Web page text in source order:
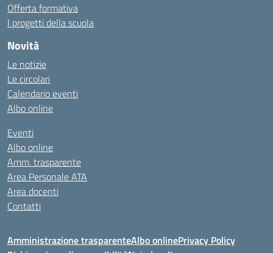
Offerta formativa
I progetti della scuola
Novità
Le notizie
Le circolari
Calendario eventi
Albo online
Eventi
Albo online
Amm. trasparente
Area Personale ATA
Area docenti
Contatti
Amministrazione trasparenteAlbo onlinePrivacy Policy